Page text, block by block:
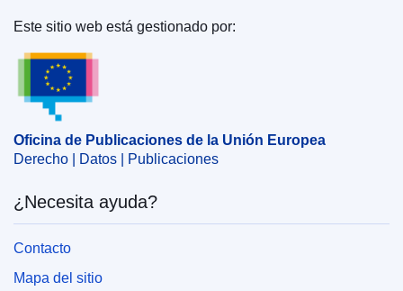
Oficina de Publicaciones de la Unión Europea
Este sitio web está gestionado por:
Oficina de Publicaciones de la Unión Europea
Derecho | Datos | Publicaciones
¿Necesita ayuda?
Contacto
Mapa del sitio